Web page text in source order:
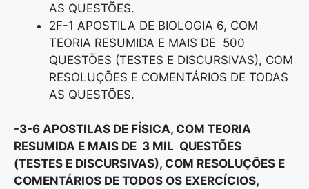
AS QUESTÕES.
2F-1 APOSTILA DE BIOLOGIA 6, COM
TEORIA RESUMIDA E MAIS DE 500
QUESTÕES (TESTES E DISCURSIVAS), COM
RESOLUÇÕES E COMENTÁRIOS DE TODAS
AS QUESTÕES.
-3-6 APOSTILAS DE FÍSICA, COM TEORIA
RESUMIDA E MAIS DE 3 MIL QUESTÕES
(TESTES E DISCURSIVAS), COM RESOLUÇÕES E
COMENTÁRIOS DE TODOS OS EXERCÍCIOS,